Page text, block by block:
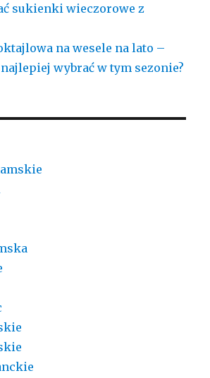
sukienki wieczorowe z
na wesele na lato –
wybrać w tym sezonie?